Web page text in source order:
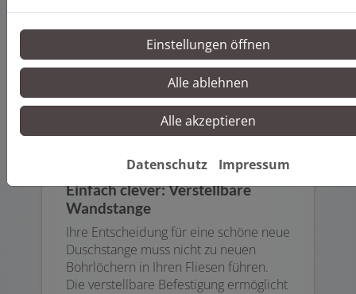
Einfach clever: Verstellbare
Wandstange
Ihre Entscheidung für eine schöne neue
Duschstange muss nicht zu neuen
Bohrlöchern in Ihren Fliesen führen.
Die verstellbare Befestigung ermöglicht
Einstellungen öffnen
Alle ablehnen
Alle akzeptieren
Datenschutz Impressum